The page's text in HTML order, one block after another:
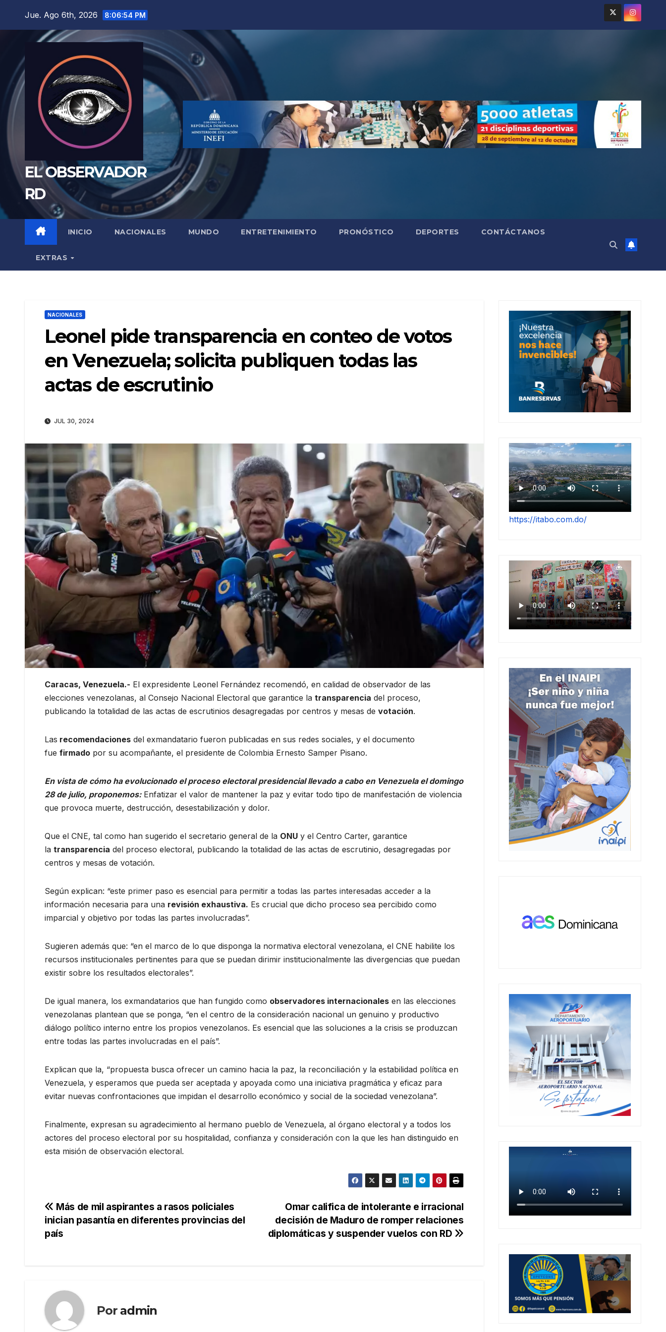
Jue. Ago 6th, 2026 8:06:56 PM
EL OBSERVADOR
RD
INICIO NACIONALES MUNDO ENTRETENIMIENTO PRONÓSTICO DEPORTES CONTÁCTANOS
EXTRAS
NACIONALES
Leonel pide transparencia en conteo de votos
en Venezuela; solicita publiquen todas las
actas de escrutinio
JUL 30, 2024
Caracas, Venezuela.- El expresidente Leonel Fernández recomendó, en calidad de observador de las
elecciones venezolanas, al Consejo Nacional Electoral que garantice la transparencia del proceso,
publicando la totalidad de las actas de escrutinios desagregadas por centros y mesas de votación.
Las recomendaciones del exmandatario fueron publicadas en sus redes sociales, y el documento
fue firmado por su acompañante, el presidente de Colombia Ernesto Samper Pisano.
En vista de cómo ha evolucionado el proceso electoral presidencial llevado a cabo en Venezuela el domingo
28 de julio, proponemos:Enfatizar el valor de mantener la paz y evitar todo tipo de manifestación de violencia
que provoca muerte, destrucción, desestabilización y dolor.
Que el CNE, tal como han sugerido el secretario general de la ONU y el Centro Carter, garantice
la transparencia del proceso electoral, publicando la totalidad de las actas de escrutinio, desagregadas por
centros y mesas de votación.
Según explican: “este primer paso es esencial para permitir a todas las partes interesadas acceder a la
información necesaria para una revisión exhaustiva. Es crucial que dicho proceso sea percibido como
imparcial y objetivo por todas las partes involucradas”.
Sugieren además que: “en el marco de lo que disponga la normativa electoral venezolana, el CNE habilite los
recursos institucionales pertinentes para que se puedan dirimir institucionalmente las divergencias que puedan
existir sobre los resultados electorales”.
De igual manera, los exmandatarios que han fungido como observadores internacionales en las elecciones
venezolanas plantean que se ponga, “en el centro de la consideración nacional un genuino y productivo
diálogo político interno entre los propios venezolanos. Es esencial que las soluciones a la crisis se produzcan
entre todas las partes involucradas en el país”.
Explican que la, “propuesta busca ofrecer un camino hacia la paz, la reconciliación y la estabilidad política en
Venezuela, y esperamos que pueda ser aceptada y apoyada como una iniciativa pragmática y eficaz para
evitar nuevas confrontaciones que impidan el desarrollo económico y social de la sociedad venezolana”.
Finalmente, expresan su agradecimiento al hermano pueblo de Venezuela, al órgano electoral y a todos los
actores del proceso electoral por su hospitalidad, confianza y consideración con la que les han distinguido en
esta misión de observación electoral.
Navegación
de
Omar califica de intolerante e irracional
decisión de Maduro de romper relaciones
diplomáticas y suspender vuelos con RD
Más de mil aspirantes a rasos policiales
inician pasantía en diferentes provincias del
país
Por admin
https://itabo.com.do/